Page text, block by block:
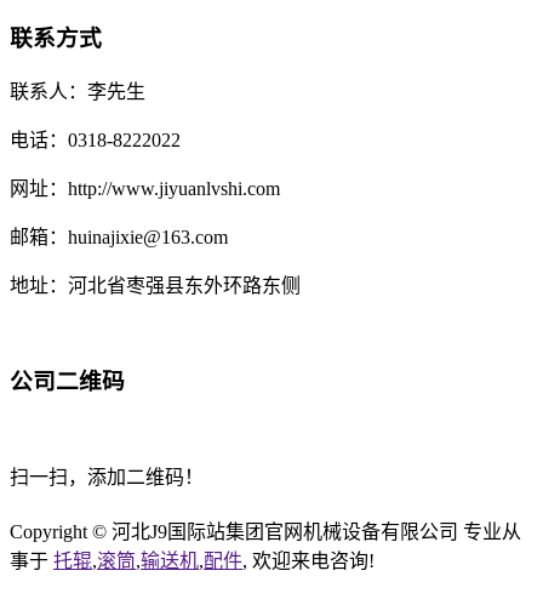
联系方式
联系人：李先生
电话：0318-8222022
网址：http://www.jiyuanlvshi.com
邮箱：huinajixie@163.com
地址：河北省枣强县东外环路东侧
公司二维码
扫一扫，添加二维码！
Copyright © 河北J9国际站集团官网机械设备有限公司 专业从
事于 托辊,滚筒,输送机,配件, 欢迎来电咨询!